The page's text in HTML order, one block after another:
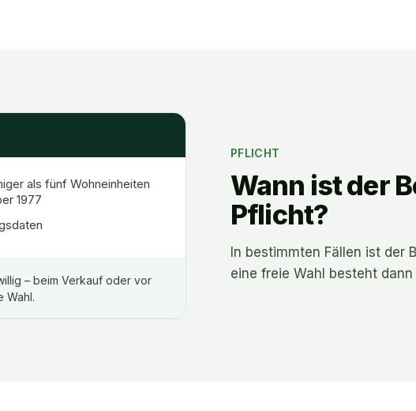
PFLICHT
Wann ist der
Pflicht?
In bestimmten Fällen ist der
eine freie Wahl besteht
als fünf Wohneinheiten
1977
– beim Verkauf oder vor
Wahl.